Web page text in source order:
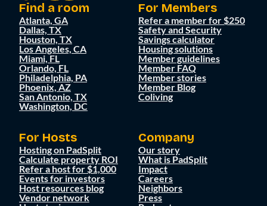
Find a room
Atlanta, GA
Dallas, TX
Houston, TX
Los Angeles, CA
Miami, FL
Orlando, FL
Philadelphia, PA
Phoenix, AZ
San Antonio, TX
Washington, DC
For Members
Refer a member for $250
Safety and Security
Savings calculator
Housing solutions
Member guidelines
Member FAQ
Member stories
Member Blog
Coliving
For Hosts
Hosting on PadSplit
Calculate property ROI
Refer a host for $1,000
Events for investors
Host resources blog
Vendor network
Company
Our story
What is PadSplit
Impact
Careers
Neighbors
Press